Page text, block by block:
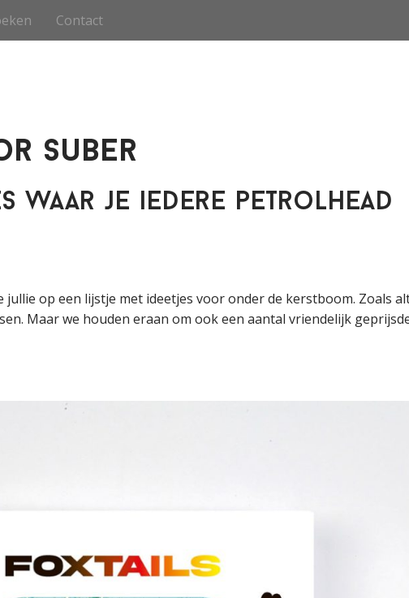
Contact
Suber
waar je iedere petrolhead
op een lijstje met ideetjes voor onder de kerstboom. Zoals
Maar we houden eraan om ook een aantal vriendelijk